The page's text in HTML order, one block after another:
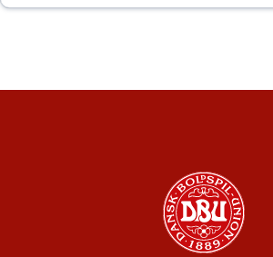
altid til efter kampe?